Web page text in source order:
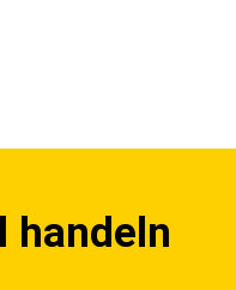
handeln